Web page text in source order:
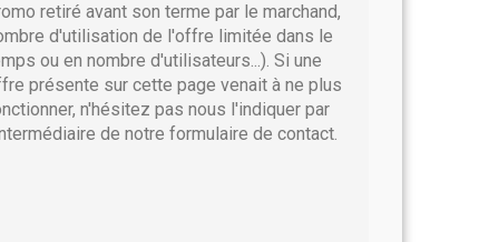
retiré avant son terme par le marchand,
d'utilisation de l'offre limitée dans le
ou en nombre d'utilisateurs...). Si une
présente sur cette page venait à ne plus
n'hésitez pas nous l'indiquer par
de notre formulaire de contact.